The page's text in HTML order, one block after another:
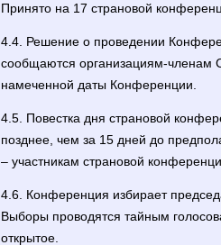
Принято на 17 страновой
4.4. Решение о проведении
сообщаются организациям-членам
намеченной даты Конференции.
4.5. Повестка дня страновой
позднее, чем за 15 дней до
– участникам страновой
4.6. Конференция избирает
Выборы проводятся тайным
открытое.